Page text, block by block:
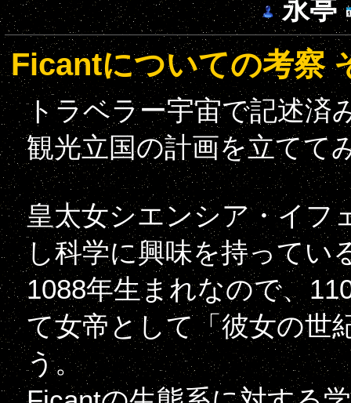
永亭
Ficantについての考察
トラベラー宇宙で記述済
観光立国の計画を立てて
皇太女シエンシア・イフ
し科学に興味を持ってい
1088年生まれなので、
て女帝として「彼女の世
う。